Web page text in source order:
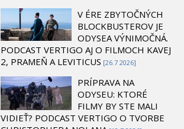
V ÉRE ZBYTOČNÝCH
BLOCKBUSTEROV JE
ODYSEA VÝNIMOČNÁ.
PODCAST VERTIGO AJ O FILMOCH KAVEJ
2, PRAMEŇ A LEVITICUS [26.7 2026]
PRÍPRAVA NA
ODYSEU: KTORÉ
FILMY BY STE MALI
VIDIEŤ? PODCAST VERTIGO O TVORBE